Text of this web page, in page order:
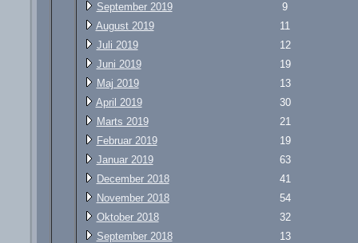
September 2019
9
August 2019
11
Juli 2019
12
Juni 2019
19
Maj 2019
13
April 2019
30
Marts 2019
21
Februar 2019
19
Januar 2019
63
December 2018
41
November 2018
54
Oktober 2018
32
September 2018
13